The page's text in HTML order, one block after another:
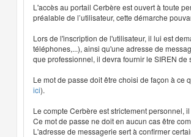
L'accès au portail Cerbère est ouvert à toute
préalable de l’utilisateur, cette démarche
Lors de l'inscription de l'utilisateur, il lui est
téléphones,...), ainsi qu'une adresse de
que professionnel, il devra fournir le SIREN de
Le mot de passe doit être choisi de façon à
ici).
Le compte Cerbère est strictement personnel,
Ce mot de passe ne doit en aucun cas être
L'adresse de messagerie sert à confirmer